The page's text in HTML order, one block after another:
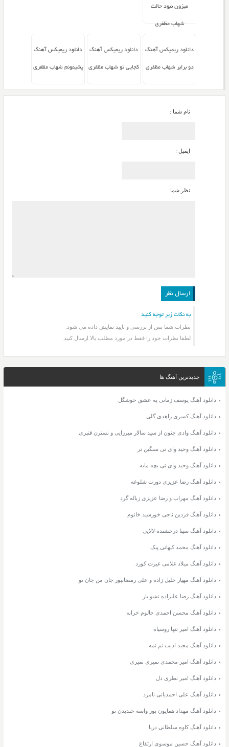
میزون نبود حالت
شهاب مظفری
دانلود ریمیکس آهنگ
دو برابر شهاب مظفری
دانلود ریمیکس آهنگ
کجایی تو شهاب مظفری
دانلود ریمیکس آهنگ
پشیمونم شهاب مظفری
نام شما :
ایمیل :
نظر شما :
به نکات زیر توجه کنید
نظرات شما پس از بررسی و تایید نمایش داده می شود.
لطفا نظرات خود را فقط در مورد مطلب بالا ارسال کنید.
جدیدترین آهنگ ها
دانلود آهنگ یوسف زمانی یه عشق خوشگل
دانلود آهنگ کسری زاهدی گلی
دانلود آهنگ وادی جنون از سید سالار میرزایی و نسترن قنبری
دانلود آهنگ وحید وای تی سنگین تر
دانلود آهنگ وحید وای تی بچه مایه
دانلود آهنگ رضا عزیزی دورت شلوغه
دانلود آهنگ مهراب و رضا عزیزی زباله گرد
دانلود آهنگ فردین ناجی خورشید خانوم
دانلود آهنگ سینا درخشنده لالایی
دانلود آهنگ محمد کیهانی پیک
دانلود آهنگ میلاد غلامی غیرت کورد
دانلود آهنگ مهیار خلیل زاده و علی رمضانپور جان من جان تو
دانلود آهنگ رضا علیزاده نشو یار
دانلود آهنگ محسن احمدی حالوم خرابه
دانلود آهنگ امیر تنها روسیاه
دانلود آهنگ مجید ادیب نم نمه
دانلود آهنگ امیر محمدی نمیری نمیری
دانلود آهنگ امیر نظری دل
دانلود آهنگ علی احمدیانی نامرد
دانلود آهنگ مهداد همایون پور واسه خندیدن تو
دانلود آهنگ کاوه سلطانی دریا
دانلود آهنگ حسین موسوی ارتفاع